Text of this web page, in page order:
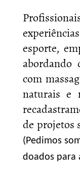
esporte,
abordando
com
naturais e
de projetos
(Pedimos
doados para